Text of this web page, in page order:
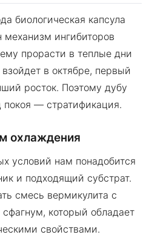
биологическая капсула
ингибиторов
прорасти в теплые дни
в октябре, первый
росток. Поэтому дубу
— стратификация.
охлаждения
условий нам понадобится
и подходящий субстрат.
смесь вермикулита с
который обладает
свойствами.